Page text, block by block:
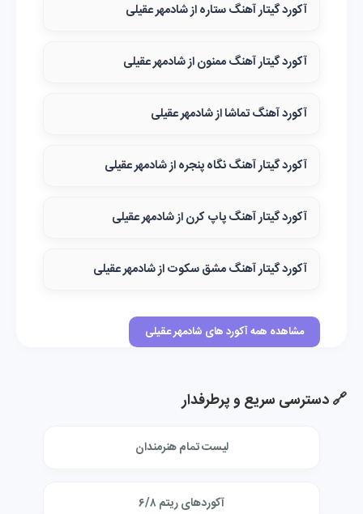
آکورد گیتار آهنگ ستاره از شادمهر عقیلی
آکورد گیتار آهنگ ممنون از شادمهر عقیلی
آکورد آهنگ تماشا از شادمهر عقیلی
آکورد گیتار آهنگ نگاه پنجره از شادمهر عقیلی
آکورد گیتار آهنگ پاپ کرن از شادمهر عقیلی
آکورد گیتار آهنگ مشق سکوت از شادمهر عقیلی
مشاهده همه آکورد های شادمهر عقیلی
🔗 دسترسی سریع و پرطرفدار
لیست تمام هنرمندان
آکوردهای ریتم ۶/۸